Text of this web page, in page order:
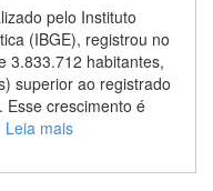
pelo Instituto
(IBGE), registrou no
3.833.712 habitantes,
superior ao registrado
crescimento é
Leia mais